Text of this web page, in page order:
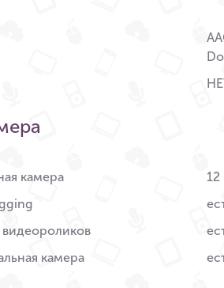
камера
видеороликов
камера